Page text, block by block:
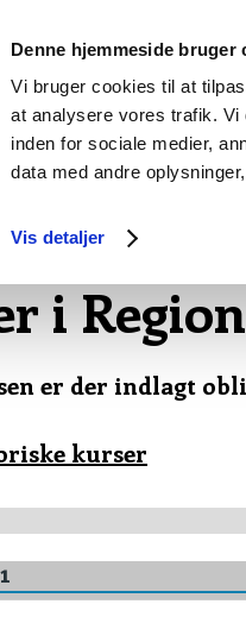
Denne hjemmeside bruger
Vi bruger cookies til at
at analysere vores trafik.
inden for sociale medier,
data med andre
Vis detaljer
OG NØGLEORD
Hovedstaden
i
er der indlagt
kurser​